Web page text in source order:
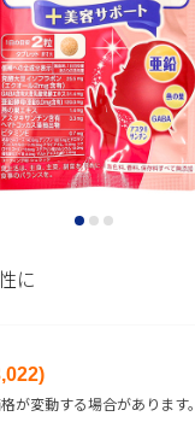
に
)
が変動する場合があります。